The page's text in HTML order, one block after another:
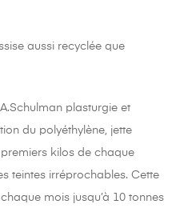
aussi recyclée que
plasturgie et
du polyéthylène, jette
kilos de chaque
teintes irréprochables. Cette
mois jusqu’à 10 tonnes